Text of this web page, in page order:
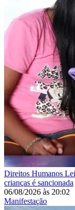
Direitos Humanos
crianças é sancionada
06/08/2026 às 20:02
Manifestação